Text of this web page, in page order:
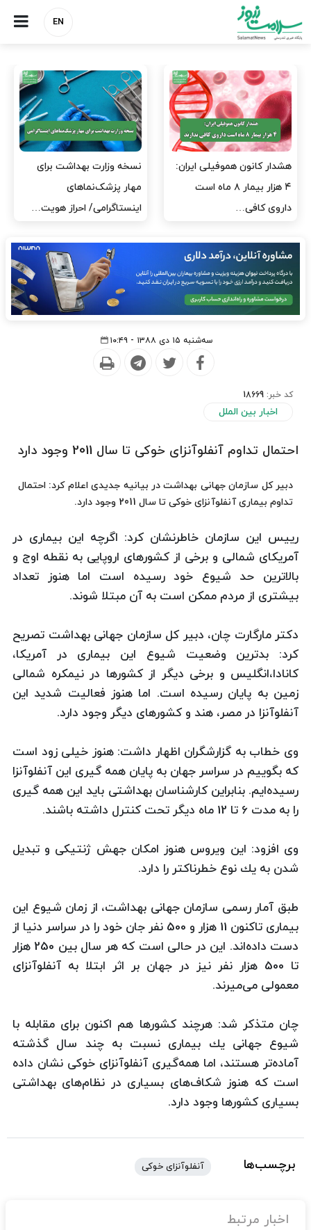
EN
مدیران پرستاری باید حامی
پرستاران باشند، نه عامل فشار
مدیریت سلامت، میدان
آزمون و خطا نیست
سه‌شنبه ۱۵ دی ۱۳۸۸ - ۱۰:۴۹
کد خبر: 18669
اخبار بین الملل
احتمال تداوم آنفلوآنزای خوكی تا سال 2011 وجود دارد
دبیر كل سازمان جهانی بهداشت در بیانیه جدیدی اعلام كرد: احتمال
تداوم بیماری آنفلوآنزای خوكی تا سال 2011 وجود دارد.
رییس این سازمان خاطرنشان كرد: اگرچه این بیماری در
آمریكای شمالی و برخی از كشورهای اروپایی به نقطه اوج و
بالاترین حد شیوع خود رسیده است اما هنوز تعداد
بیشتری از مردم ممكن است به آن مبتلا شوند.
دكتر مارگارت چان، دبیر كل سازمان جهانی بهداشت تصریح
كرد: بدترین وضعیت شیوع این بیماری در آمریكا،
كانادا،‌انگلیس و برخی دیگر از كشورها در نیمكره شمالی
زمین به پایان رسیده است. اما هنوز فعالیت شدید این
آنفلوآنزا در مصر، هند و كشورهای دیگر وجود دارد.
وی خطاب به گزارشگران اظهار داشت: هنوز خیلی زود است
كه بگوییم در سراسر جهان به پایان همه گیری این آنفلوآنزا
رسیده‌ایم. بنابراین كارشناسان بهداشتی باید این همه گیری
را به مدت 6 تا 12 ماه دیگر تحت كنترل داشته باشند.
وی افزود: این ویروس هنوز امكان جهش ژنتیكی و تبدیل
شدن به یك نوع خطرناكتر را دارد.
طبق آمار رسمی سازمان جهانی بهداشت، از زمان شیوع این
بیماری تاكنون 11 هزار و 500 نفر جان خود را در سراسر دنیا از
دست داده‌اند. این در حالی است كه هر سال بین 250 هزار
تا 500 هزار نفر نیز در جهان بر اثر ابتلا به آنفلوآنزای
معمولی می‌میرند.
چان متذكر شد: هرچند كشورها هم اكنون برای مقابله با
شیوع جهانی یك بیماری نسبت به چند سال گذشته
آماده‌تر هستند، اما همه‌گیری آنفلوآنزای خوكی نشان داده
است كه هنوز شكاف‌های بسیاری در نظام‌های بهداشتی
بسیاری كشورها وجود دارد.
برچسب‌ها آنفلوآنزای خوکی
اخبار مرتبط